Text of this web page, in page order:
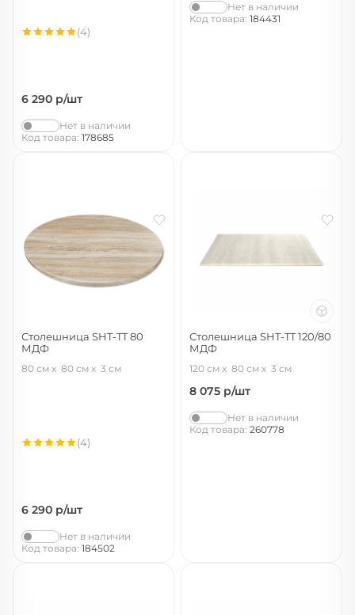
6 290 р/шт
(4)
Нет в наличии
Код товара: 178685
Нет в наличии
Код товара: 184431
Столешница SHT-TT 80
МДФ
80 см 80 см 3 см
6 290 р/шт
(4)
Нет в наличии
Код товара: 184502
Столешница SHT-TT 120/80
МДФ
120 см 80 см 3 см
8 075 р/шт
Нет в наличии
Код товара: 260778